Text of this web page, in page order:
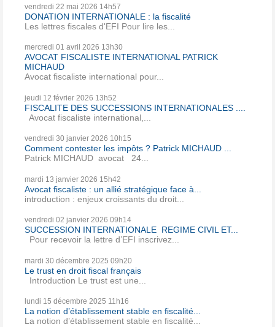
vendredi 22 mai 2026 14h57
DONATION INTERNATIONALE : la fiscalité
Les lettres fiscales d'EFI Pour lire les...
mercredi 01 avril 2026 13h30
AVOCAT FISCALISTE INTERNATIONAL PATRICK
MICHAUD
Avocat fiscaliste international pour...
jeudi 12 février 2026 13h52
FISCALITE DES SUCCESSIONS INTERNATIONALES ....
Avocat fiscaliste international,...
vendredi 30 janvier 2026 10h15
Comment contester les impôts ? Patrick MICHAUD ...
Patrick MICHAUD avocat 24...
mardi 13 janvier 2026 15h42
Avocat fiscaliste : un allié stratégique face à...
introduction : enjeux croissants du droit...
vendredi 02 janvier 2026 09h14
SUCCESSION INTERNATIONALE REGIME CIVIL ET...
Pour recevoir la lettre d’EFI inscrivez...
mardi 30 décembre 2025 09h20
Le trust en droit fiscal français
Introduction Le trust est une...
lundi 15 décembre 2025 11h16
La notion d’établissement stable en fiscalité...
La notion d’établissement stable en fiscalité...